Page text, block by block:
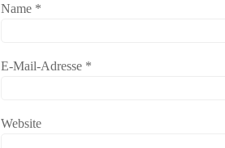
Name *
E-Mail-Adresse *
Website